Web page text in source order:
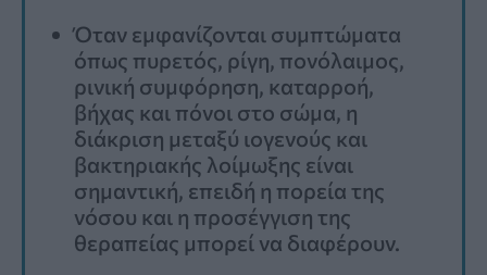
Όταν εμφανίζονται συμπτώματα
όπως πυρετός, ρίγη, πονόλαιμος,
ρινική συμφόρηση, καταρροή,
βήχας και πόνοι στο σώμα, η
διάκριση μεταξύ ιογενούς και
βακτηριακής λοίμωξης είναι
σημαντική, επειδή η πορεία της
νόσου και η προσέγγιση της
θεραπείας μπορεί να διαφέρουν.